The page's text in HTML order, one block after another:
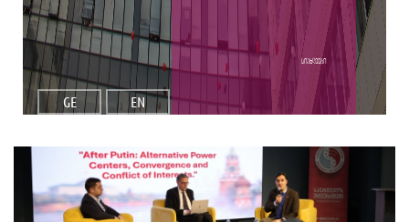
GE EN
სიახლეები